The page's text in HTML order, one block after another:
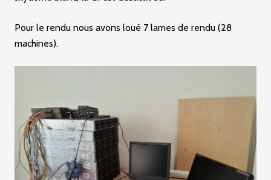
Pour le rendu nous avons loué 7 lames de rendu (28
machines).